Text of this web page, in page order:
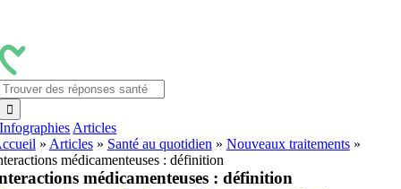
contenu
Infographies Articles
» Articles» Santé au quotidien » Nouveaux traitements»
médicamenteuses : définition
médicamenteuses : définition